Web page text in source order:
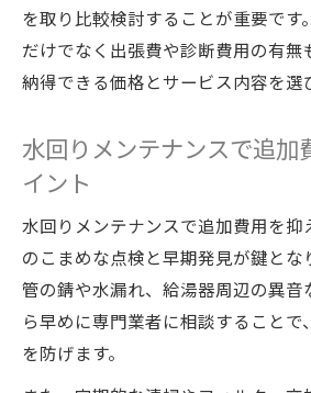
を取り比較検討することが重要です
だけでなく出張費や診断費用の有無
納得できる価格とサービス内容を選
水回りメンテナンスで追加
イント
水回りメンテナンスで追加費用を抑
のこまめな点検と早期発見が鍵とな
管の錆や水漏れ、給湯器周辺の異音
ら早めに専門業者に相談することで
を防げます。